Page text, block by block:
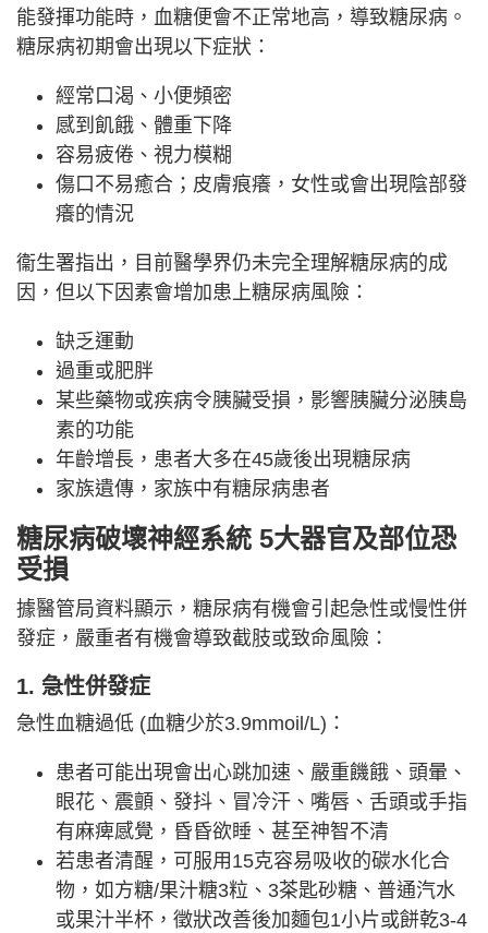
能發揮功能時，血糖便會不正常地高，導致糖尿病。
糖尿病初期會出現以下症狀：
經常口渴、小便頻密
感到飢餓、體重下降
容易疲倦、視力模糊
傷口不易癒合；皮膚痕癢，女性或會出現陰部發
癢的情況
衞生署指出，目前醫學界仍未完全理解糖尿病的成
因，但以下因素會增加患上糖尿病風險：
缺乏運動
過重或肥胖
某些藥物或疾病令胰臟受損，影響胰臟分泌胰島
素的功能
年齡增長，患者大多在45歲後出現糖尿病
家族遺傳，家族中有糖尿病患者
糖尿病破壞神經系統 5大器官及部位恐
受損
據醫管局資料顯示，糖尿病有機會引起急性或慢性併
發症，嚴重者有機會導致截肢或致命風險：
1. 急性併發症
急性血糖過低 (血糖少於3.9mmoil/L)：
患者可能出現會出心跳加速、嚴重饑餓、頭暈、
眼花、震顫、發抖、冒冷汗、嘴唇、舌頭或手指
有麻痺感覺，昏昏欲睡、甚至神智不清
若患者清醒，可服用15克容易吸收的碳水化合
物，如方糖/果汁糖3粒、3茶匙砂糖、普通汽水
或果汁半杯，徵狀改善後加麵包1小片或餅乾3-4